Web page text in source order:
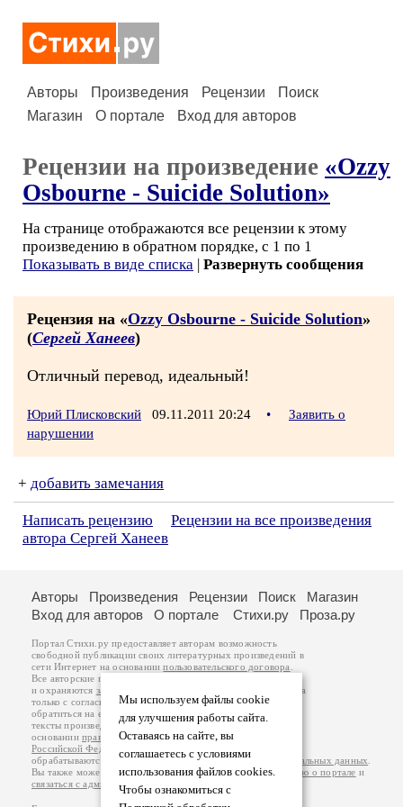
Авторы Произведения Рецензии
Поиск
Магазин
О портале Вход для авторов
Рецензии на произведение «Ozzy
Osbourne - Suicide Solution»
На странице отображаются все рецензии к этому
произведению в обратном порядке, с 1 по 1
Показывать в виде списка | Развернуть сообщения
Рецензия на «Ozzy Osbourne - Suicide Solution»
(Сергей Ханеев)
Отличный перевод, идеальный!
Юрий Плисковский 09.11.2011 20:24 •
Заявить о
нарушении
+ добавить замечания
Написать рецензию
Рецензии на все произведения
автора Сергей Ханеев
Мы используем файлы cookie
для улучшения работы сайта.
Оставаясь на сайте, вы
соглашаетесь с условиями
использования файлов cookies.
Чтобы ознакомиться с
Авторы Произведения Рецензии Поиск
Магазин
Вход для авторов
О портале Стихи.ру Проза.ру
Портал Стихи.ру предоставляет авторам возможность
свободной публикации своих литературных произведений в
сети Интернет на основаниипользовательского договора
Все авторские права на произведения принадлежат авторам
и охраняются законом
. Перепечатка произведений возможна
только с согласия его автора, к которому вы можете
обратиться на его авторской странице. Ответственность за
тексты произведений авторы несут самостоятельно на
основанииправил публикацииизаконодательства
Российской Федерации
обрабатываются на основанииПолитики обработки персональных данных
Вы также можете посмотреть более подробнуюинформацию о портале и
связаться с администрацией